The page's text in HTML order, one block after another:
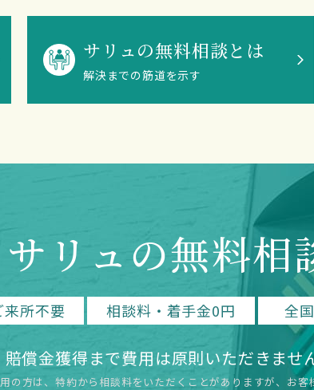
サリュの無料相談とは
解決までの筋道を示す
サリュの無料相
来所不要 相談料・着手金0円 全
賠償金獲得まで費用は原則いただきませ
の方は、特約から相談料をいただく ことがありますが、お客